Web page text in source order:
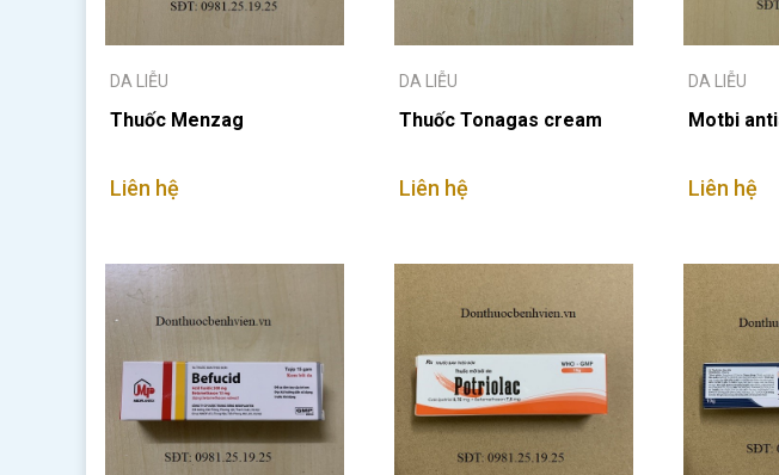
DA LIỄU
Thuốc Menzag
Liên hệ
DA LIỄU
Thuốc Tonagas cream
Liên hệ
DA LIỄU
Motbi
Liên hệ